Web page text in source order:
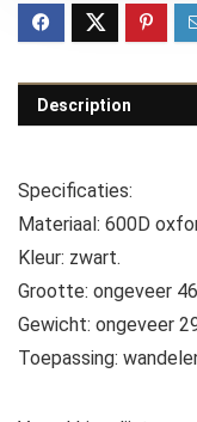
Description
Specificaties:
Materiaal: 600D
Kleur: zwart.
Grootte: ongeveer
Gewicht: ongeveer
Toepassing: